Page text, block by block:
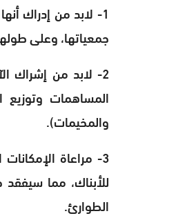
1- لابد من إدراك
جمعياتها، وعلى طولها
2- لابد من إشراك
المساهمات وتوزيع
والمخيمات).
3- مراعاة
للأبناك، مما
الطوارئ.